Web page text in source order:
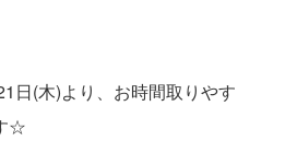
日(木)より、お時間取りやす
☆